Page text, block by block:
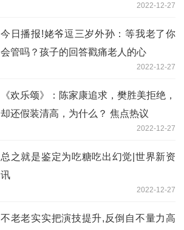
2022-12-27
今日播报!姥爷逗三岁外孙：等我老了你
会管吗？孩子的回答戳痛老人的心
2022-12-27
《欢乐颂》：陈家康追求，樊胜美拒绝，
却还假装清高，为什么？ 焦点热议
2022-12-27
总之就是鉴定为吃糖吃出幻觉|世界新资
讯
2022-12-27
不老老实实把演技提升,反倒自不量力高